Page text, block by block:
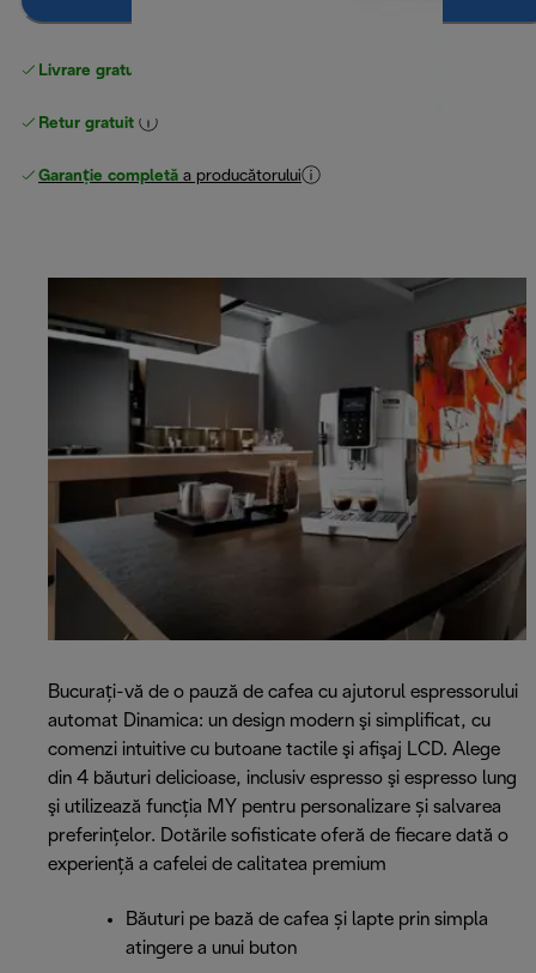
Livrare gratuită standard
Retur gratuit
Garanție completă a producătorului
Bucurați-vă de o pauză de cafea cu ajutorul espressorului
automat Dinamica: un design modern şi simplificat, cu
comenzi intuitive cu butoane tactile şi afişaj LCD. Alege
din 4 băuturi delicioase, inclusiv espresso şi espresso lung
şi utilizează funcţia MY pentru personalizare și salvarea
preferințelor. Dotările sofisticate oferă de fiecare dată o
experienţă a cafelei de calitatea premium
Băuturi pe bază de cafea și lapte prin simpla
atingere a unui buton